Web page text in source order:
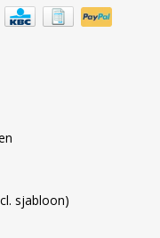
sjabloon)